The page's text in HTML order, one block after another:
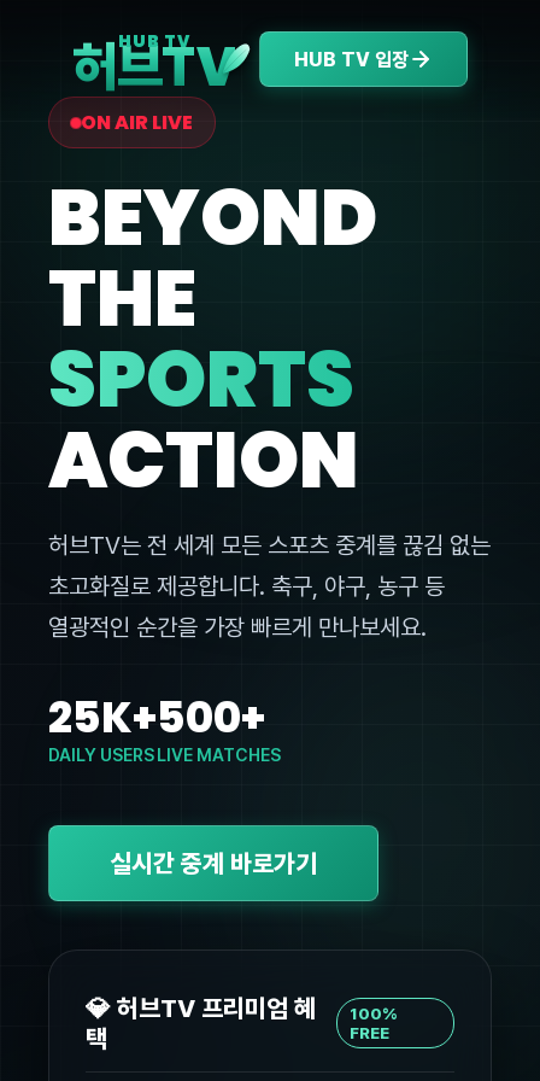
HUB TV
허브TV HUB TV 입장
ON AIR LIVE
BEYOND
THE
SPORTS
ACTION
허브TV는 전 세계 모든 스포츠 중계를 끊김 없는
초고화질로 제공합니다. 축구, 야구, 농구 등
열광적인 순간을 가장 빠르게 만나보세요.
25K+
DAILY USERS
500+
LIVE MATCHES
실시간 중계 바로가기
💎 허브TV 프리미엄 혜
택
100%
FREE